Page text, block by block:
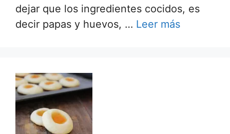
dejar que los ingredientes cocidos, es
decir papas y huevos, … Leer más